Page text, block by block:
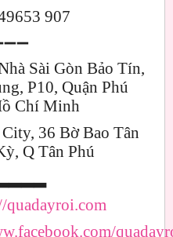
907
Sài Gòn Bảo Tín,
P10, Quận Phú
Chí Minh
36 Bờ Bao Tân
Q Tân Phú
quadayroi.com